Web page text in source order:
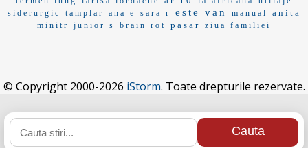
siderurgic
tamplar ana e sara r este van manual anita
minitr junior s brain rot pasar ziua familiei
© Copyright 2000-2026 iStorm. Toate drepturile rezervate.